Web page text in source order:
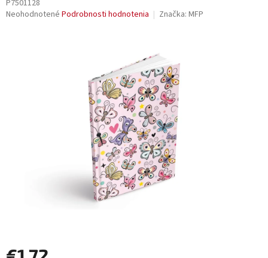
P7501128
Priemerné
Neohodnotené Podrobnosti hodnotenia Značka: MFP